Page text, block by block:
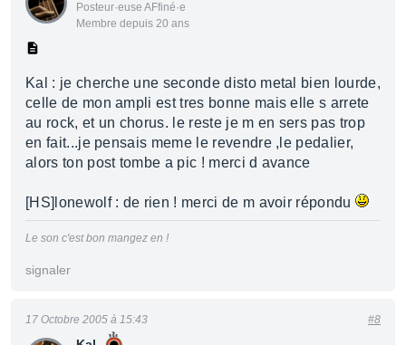
Posteur·euse AFfiné·e
Membre depuis 20 ans
Kal : je cherche une seconde disto metal bien lourde,
celle de mon ampli est tres bonne mais elle s arrete
au rock, et un chorus. le reste je m en sers pas trop
en fait...je pensais meme le revendre ,le pedalier,
alors ton post tombe a pic ! merci d avance
[HS]lonewolf : de rien ! merci de m avoir répondu
Le son c'est bon mangez en !
signaler
17 Octobre 2005 à 15:43 #8